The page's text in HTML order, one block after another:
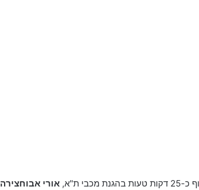
ת"א,
אורי אבוחצירה